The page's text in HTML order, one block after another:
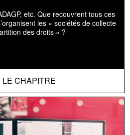
etc. Que recouvrent tous ces
les « sociétés de collecte
des droits » ?
LE CHAPITRE